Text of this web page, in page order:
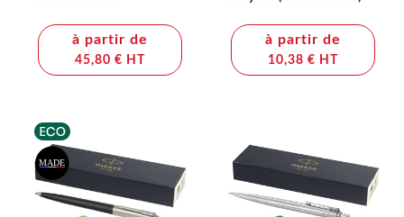
à partir de
45,80 € HT
à partir de
10,38 € HT